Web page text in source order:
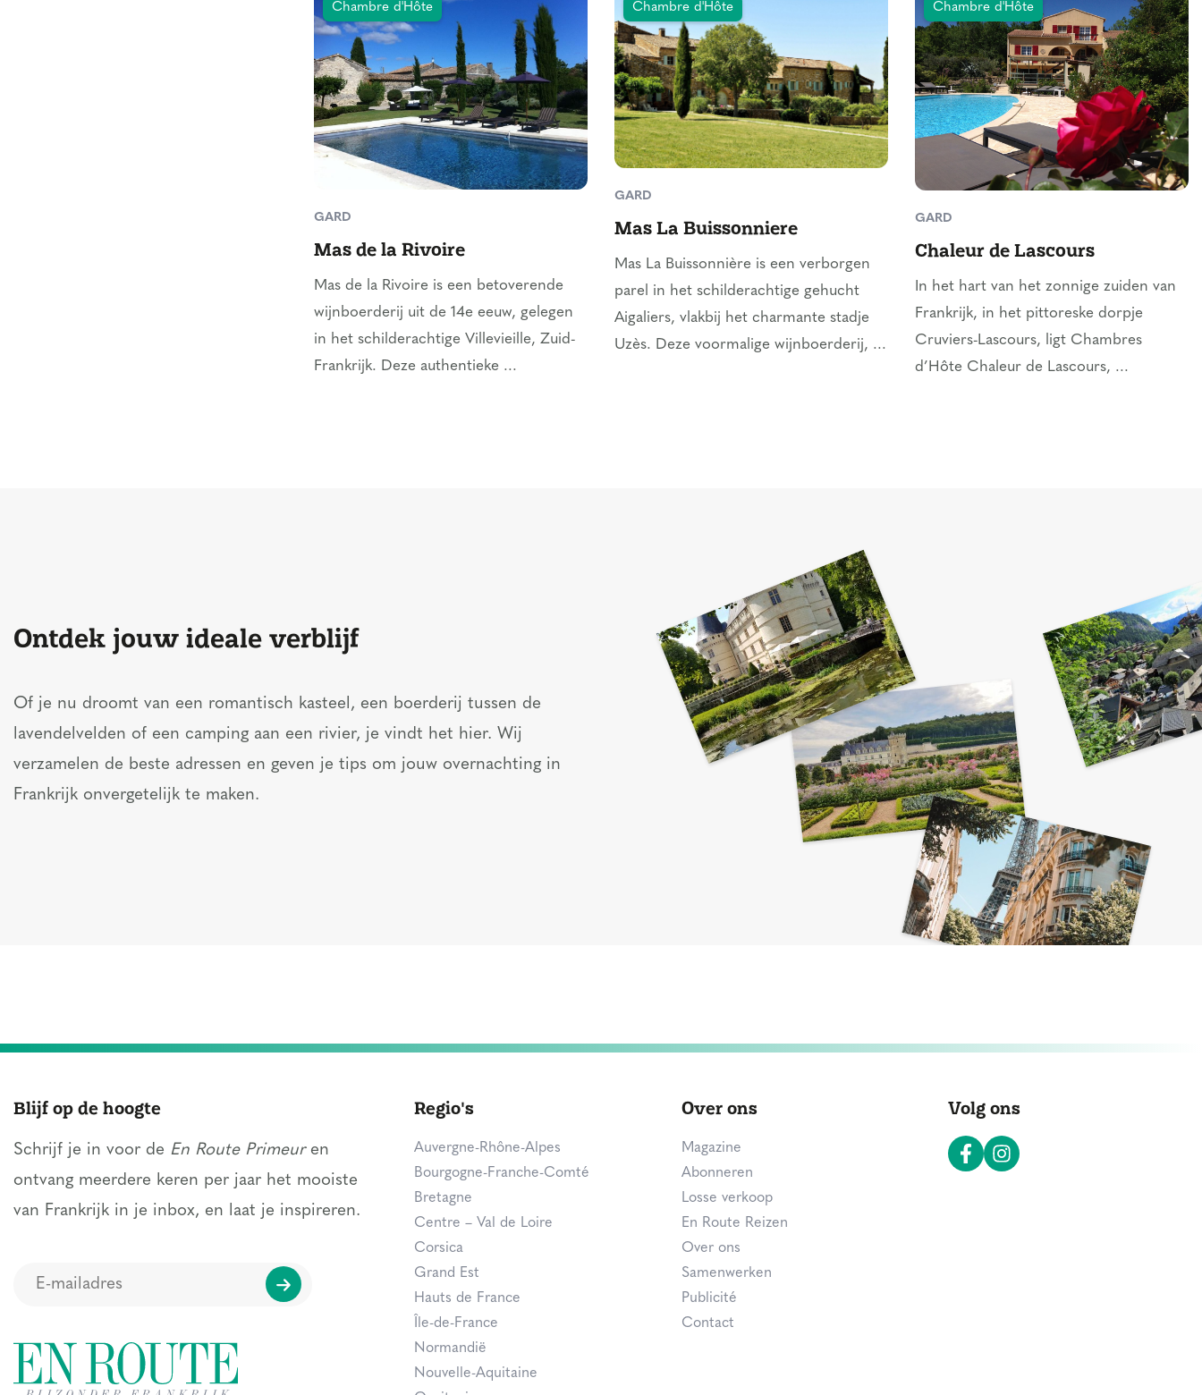
Chambre d'Hôte
GARD
Mas de la Rivoire
Mas de la Rivoire is een betoverende
wijnboerderij uit de 14e eeuw, gelegen
in het schilderachtige Villevieille, Zuid-
Frankrijk. Deze authentieke ...
Chambre d'Hôte
GARD
Mas La Buissonniere
Mas La Buissonnière is een verborgen
parel in het schilderachtige gehucht
Aigaliers, vlakbij het charmante stadje
Uzès. Deze voormalige wijnboerderij, ...
Chambre d'Hôte
GARD
Chaleur de Lascours
In het hart van het zonnige zuiden van
Frankrijk, in het pittoreske dorpje
Cruviers-Lascours, ligt Chambres
d’Hôte Chaleur de Lascours, ...
Ontdek jouw ideale verblijf
Of je nu droomt van een romantisch kasteel, een boerderij tussen de
lavendelvelden of een camping aan een rivier, je vindt het hier. Wij
verzamelen de beste adressen en geven je tips om jouw overnachting in
Frankrijk onvergetelijk te maken.
Blijf op de hoogte
Schrijf je in voor de En Route Primeuren
ontvang meerdere keren per jaar het mooiste
van Frankrijk in je inbox, en laat je inspireren.
Regio's
Auvergne-Rhône-Alpes
Bourgogne-Franche-Comté
Bretagne
Centre – Val de Loire
Corsica
Grand Est
Hauts de France
Île-de-France
Normandië
Nouvelle-Aquitaine
Over ons
Magazine
Abonneren
Losse verkoop
En Route Reizen
Over ons
Samenwerken
Publicité
Contact
Volg ons